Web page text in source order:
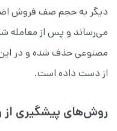
مصنوعی حذف شده و در این
از دست داده است.
روش‌های پیشگیری از